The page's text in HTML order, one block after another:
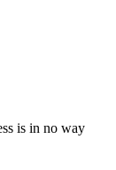
is in no way